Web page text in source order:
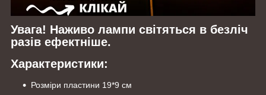
Увага! Наживо лампи світяться в безліч
разів ефектніше.
Характеристики:
Розміри пластини 19*9 см